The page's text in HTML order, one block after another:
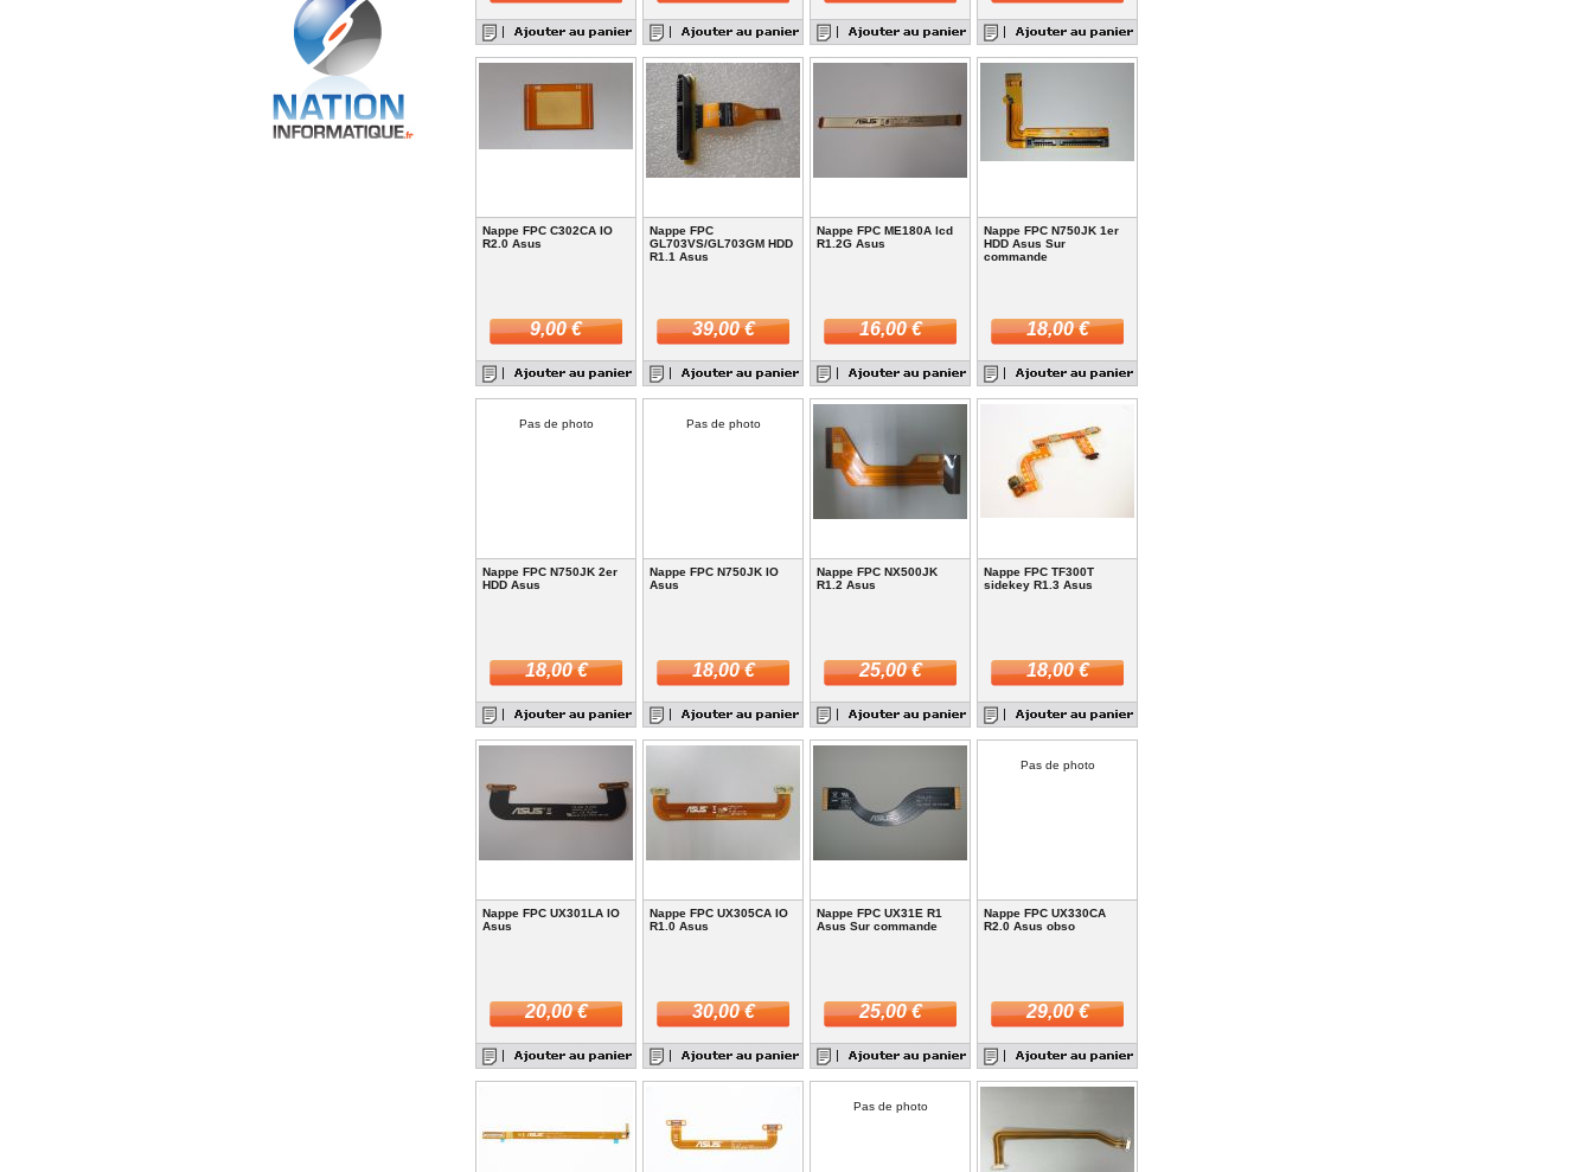
Nappe FPC C302CA IO
R2.0 Asus
9,00 €
Nappe FPC
GL703VS/GL703GM HDD
R1.1 Asus
39,00 €
Nappe FPC ME180A lcd
R1.2G Asus
16,00 €
Nappe FPC N750JK 1er
HDD Asus Sur
commande
18,00 €
Pas de photo
Nappe FPC N750JK 2er
HDD Asus
18,00 €
Pas de photo
Nappe FPC N750JK IO
Asus
18,00 €
Nappe FPC NX500JK
R1.2 Asus
25,00 €
Nappe FPC TF300T
sidekey R1.3 Asus
18,00 €
Nappe FPC UX301LA IO
Asus
20,00 €
Nappe FPC UX305CA IO
R1.0 Asus
30,00 €
Nappe FPC UX31E R1
Asus Sur commande
25,00 €
Pas de photo
Nappe FPC UX330CA
R2.0 Asus obso
29,00 €
Pas de photo